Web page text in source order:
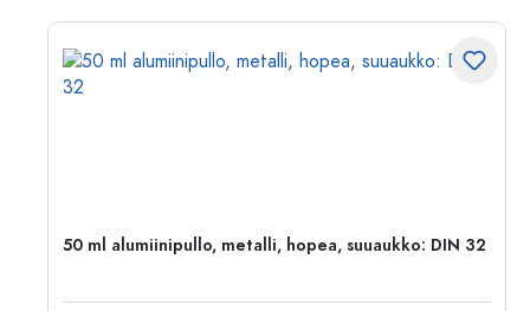
50 ml alumiinipullo, metalli, hopea, suuaukko: DIN 32